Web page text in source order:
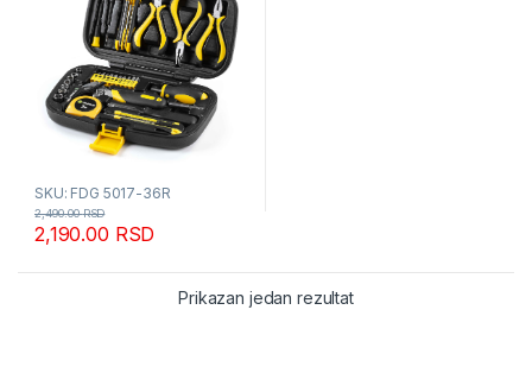
SKU: FDG 5017-36R
2,190.00 RSD
2,490.00RSD
Prikazan jedan rezultat